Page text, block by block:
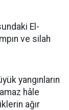
El-
ve silah
yangınların
hâle
ağır